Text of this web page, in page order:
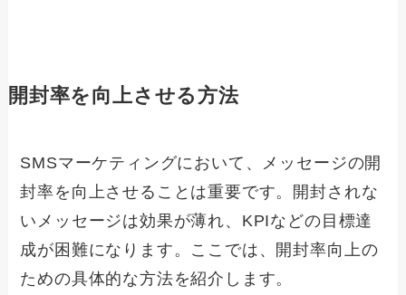
開封率を向上させる方法
SMSマーケティングにおいて、メッセージの開
封率を向上させることは重要です。開封されな
いメッセージは効果が薄れ、KPIなどの目標達
成が困難になります。ここでは、開封率向上の
ための具体的な方法を紹介します。